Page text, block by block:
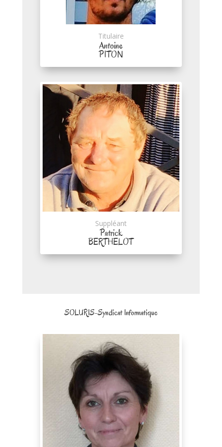
Titulaire
Antoine
PITON
Suppléant
Patrick
BERTHELOT
SOLURIS-Syndicat Informatique